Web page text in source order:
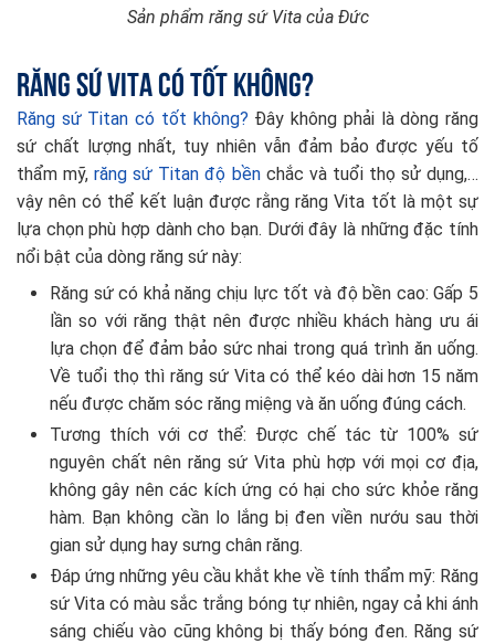
Sản phẩm răng sứ Vita của Đức
Răng sứ Vita có tốt không?
Răng sứ Titan có tốt không? Đây không phải là dòng răng
sứ chất lượng nhất, tuy nhiên vẫn đảm bảo được yếu tố
thẩm mỹ,răng sứ Titan độ bềnchắc và tuổi thọ sử dụng,…
vậy nên có thể kết luận được rằng răng Vita tốt là một sự
lựa chọn phù hợp dành cho bạn. Dưới đây là những đặc tính
nổi bật của dòng răng sứ này:
Răng sứ có khả năng chịu lực tốt và độ bền cao: Gấp 5
lần so với răng thật nên được nhiều khách hàng ưu ái
lựa chọn để đảm bảo sức nhai trong quá trình ăn uống.
Về tuổi thọ thì răng sứ Vita có thể kéo dài hơn 15 năm
nếu được chăm sóc răng miệng và ăn uống đúng cách.
Tương thích với cơ thể: Được chế tác từ 100% sứ
nguyên chất nên răng sứ Vita phù hợp với mọi cơ địa,
không gây nên các kích ứng có hại cho sức khỏe răng
hàm. Bạn không cần lo lắng bị đen viền nướu sau thời
gian sử dụng hay sưng chân răng.
Đáp ứng những yêu cầu khắt khe về tính thẩm mỹ: Răng
sứ Vita có màu sắc trắng bóng tự nhiên, ngay cả khi ánh
sáng chiếu vào cũng không bị thấy bóng đen. Răng sứ